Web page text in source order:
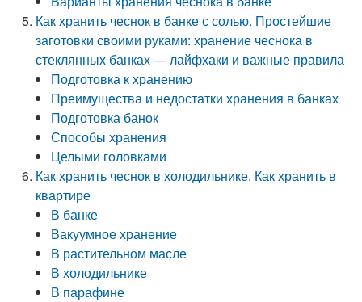
Как хранить чеснок в банке с солью. Простейшие
заготовки своими руками: хранение чеснока в
стеклянных банках — лайфхаки и важные правила
Подготовка к хранению
Преимущества и недостатки хранения в банках
Подготовка банок
Способы хранения
Целыми головками
Как хранить чеснок в холодильнике. Как хранить в
квартире
В банке
Вакуумное хранение
В растительном масле
В холодильнике
В парафине